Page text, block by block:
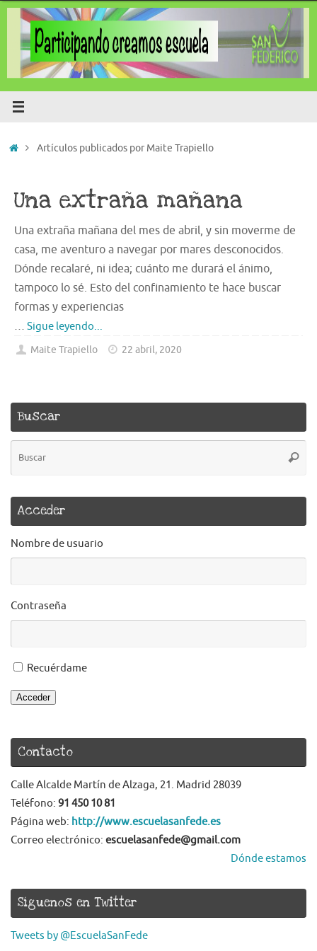
Saltar
contenido
InicioArtículos publicados por Maite Trapiello
Una extraña mañana
Una extraña mañana del mes de abril, y sin moverme de
casa, me aventuro a navegar por mares desconocidos.
Dónde recalaré, ni idea; cuánto me durará el ánimo,
tampoco lo sé. Esto del confinamiento te hace buscar
formas y experiencias
… Sigue leyendo...
Maite Trapiello 22 abril, 2020
Buscar
Acceder
Nombre de usuario
Contraseña
Recuérdame
Acceder
Contacto
Calle Alcalde Martín de Alzaga, 21. Madrid 28039
Teléfono: 91 450 10 81
Página web: http://www.escuelasanfede.es
Correo electrónico: escuelasanfede@gmail.com
Dónde estamos
Síguenos en Twitter
Tweets by @EscuelaSanFede